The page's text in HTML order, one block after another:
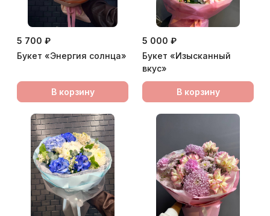
5 700 ₽
Букет «Энергия солнца»
В корзину
5 000 ₽
Букет «Изысканный
вкус»
В корзину